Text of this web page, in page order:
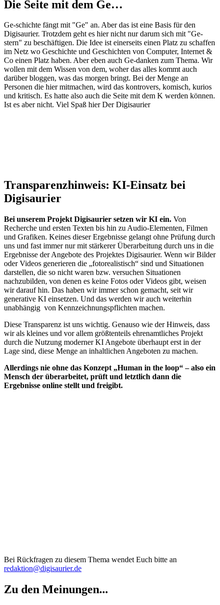
Die Seite mit dem Ge…
Ge-schichte fängt mit "Ge" an. Aber das ist eine Basis für den
Digisaurier. Trotzdem geht es hier nicht nur darum sich mit "Ge-
stern" zu beschäftigen. Die Idee ist einerseits einen Platz zu schaffen
im Netz wo Geschichte und Geschichten von Computer, Internet &
Co einen Platz haben. Aber eben auch Ge-danken zum Thema. Wir
wollen mit dem Wissen von dem, woher das alles kommt auch
darüber bloggen, was das morgen bringt. Bei der Menge an
Personen die hier mitmachen, wird das kontrovers, komisch, kurios
und kritisch. Es hatte also auch die Seite mit dem K werden können.
Ist es aber nicht. Viel Spaß hier Der Digisaurier
Transparenzhinweis: KI-Einsatz bei
Digisaurier
Bei unserem Projekt Digisaurier setzen wir KI ein. Von
Recherche und ersten Texten bis hin zu Audio-Elementen, Filmen
und Grafiken. Keines dieser Ergebnisse gelangt ohne Prüfung durch
uns und fast immer nur mit stärkerer Überarbeitung durch uns in die
Ergebnisse der Angebote des Projektes Digisaurier. Wenn wir Bilder
oder Videos generieren die „fotorealistisch“ sind und Situationen
darstellen, die so nicht waren bzw. versuchen Situationen
nachzubilden, von denen es keine Fotos oder Videos gibt, weisen
wir darauf hin. Das haben wir immer schon gemacht, seit wir
generative KI einsetzen. Und das werden wir auch weiterhin
unabhängig von Kennzeichnungspflichten machen.
Diese Transparenz ist uns wichtig. Genauso wie der Hinweis, dass
wir als kleines und vor allem größtenteils ehrenamtliches Projekt
durch die Nutzung moderner KI Angebote überhaupt erst in der
Lage sind, diese Menge an inhaltlichen Angeboten zu machen.
Allerdings nie ohne das Konzept „Human in the loop“ – also ein
Mensch der überarbeitet, prüft und letztlich dann die
Ergebnisse online stellt und freigibt.
Bei Rückfragen zu diesem Thema wendet Euch bitte an
redaktion@digisaurier.de
Zu den Meinungen...